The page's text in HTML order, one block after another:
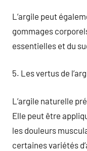
L’argile peut
gommages
essentielles et du
5. Les vertus de
L’argile naturelle
Elle peut être
les douleurs
certaines variétés